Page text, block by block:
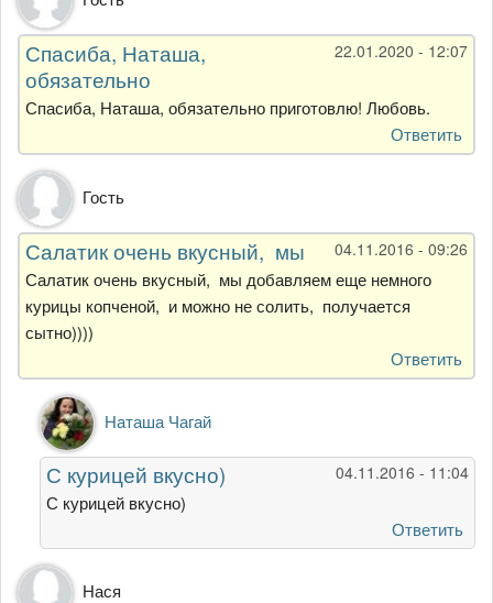
22.01.2020 - 12:07
Спасиба, Наташа,
обязательно
Спасиба, Наташа, обязательно приготовлю! Любовь.
Ответить
Гость
04.11.2016 - 09:26
Салатик очень вкусный, мы
Салатик очень вкусный, мы добавляем еще немного
курицы копченой, и можно не солить, получается
сытно))))
Ответить
Ответ
на
Салатик
очень
вкусный,
от
Гость
Наташа Чагай
04.11.2016 - 11:04
С курицей вкусно)
С курицей вкусно)
Ответить
Нася